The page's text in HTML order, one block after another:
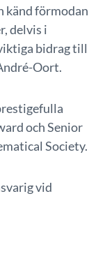
känd förmodan
delvis i
bidrag till
Oort.
och Senior
Society.
vid